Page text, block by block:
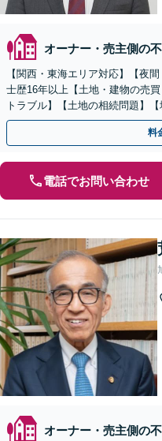
オーナー・売主側の
【関西・東海エリア対応】【夜
士歴16年以上【土地・建物の売
トラブル】【土地の相続問題】
するトラブル全般の解決に豊富
料
電話でお問い合わせ
オーナー・売主側の